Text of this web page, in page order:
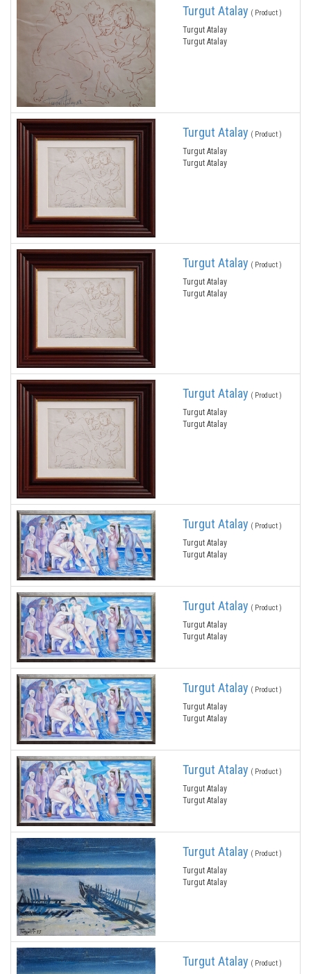
Turgut Atalay ( Product )
Turgut Atalay
Turgut Atalay
Turgut Atalay ( Product )
Turgut Atalay
Turgut Atalay
Turgut Atalay ( Product )
Turgut Atalay
Turgut Atalay
Turgut Atalay ( Product )
Turgut Atalay
Turgut Atalay
Turgut Atalay ( Product )
Turgut Atalay
Turgut Atalay
Turgut Atalay ( Product )
Turgut Atalay
Turgut Atalay
Turgut Atalay ( Product )
Turgut Atalay
Turgut Atalay
Turgut Atalay ( Product )
Turgut Atalay
Turgut Atalay
Turgut Atalay ( Product )
Turgut Atalay
Turgut Atalay
Turgut Atalay ( Product )